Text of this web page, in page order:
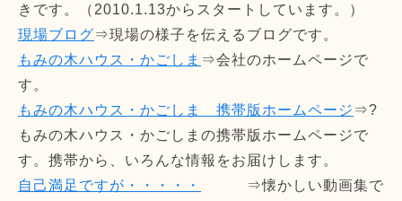
きです。（2010.1.13からスタートしています。）
現場ブログ⇒現場の様子を伝えるブログです。
もみの木ハウス・かごしま ⇒会社のホームページで
す。
もみの木ハウス・かごしま 携帯版ホームページ ⇒?
もみの木ハウス・かごしまの携帯版ホームページで
す。携帯から、いろんな情報をお届けします。
自己満足ですが・・・・・
⇒懐かしい動画集で